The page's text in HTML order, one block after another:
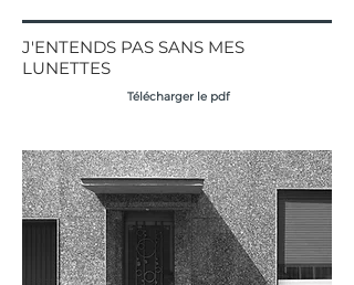
J'ENTENDS PAS SANS MES
LUNETTES
Télécharger le pdf